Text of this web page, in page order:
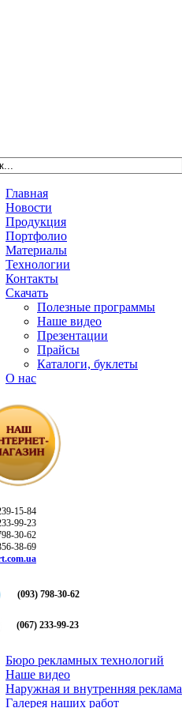
Главная
Новости
Продукция
Портфолио
Материалы
Технологии
Контакты
Скачать
Полезные программы
Наше видео
Презентации
Прайсы
Каталоги, буклеты
О нас
15-84
99-23
30-62
38-69
(093) 798-30-62
(067) 233-99-23
Бюро рекламных технологий
Наше видео
Наружная и внутренняя реклама
Галерея наших работ